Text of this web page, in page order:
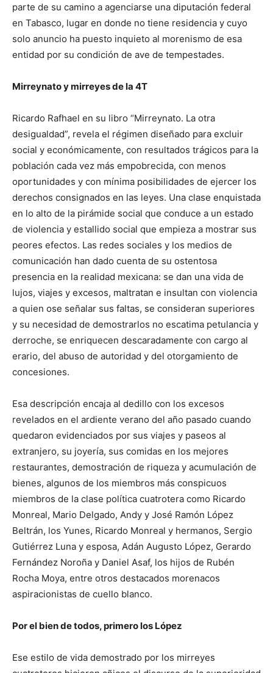
parte de su camino a agenciarse una diputación federal
en Tabasco, lugar en donde no tiene residencia y cuyo
solo anuncio ha puesto inquieto al morenismo de esa
entidad por su condición de ave de tempestades.
Mirreynato y mirreyes de la 4T
Ricardo Rafhael en su libro “Mirreynato. La otra
desigualdad”, revela el régimen diseñado para excluir
social y económicamente, con resultados trágicos para la
población cada vez más empobrecida, con menos
oportunidades y con mínima posibilidades de ejercer los
derechos consignados en las leyes. Una clase enquistada
en lo alto de la pirámide social que conduce a un estado
de violencia y estallido social que empieza a mostrar sus
peores efectos. Las redes sociales y los medios de
comunicación han dado cuenta de su ostentosa
presencia en la realidad mexicana: se dan una vida de
lujos, viajes y excesos, maltratan e insultan con violencia
a quien ose señalar sus faltas, se consideran superiores
y su necesidad de demostrarlos no escatima petulancia y
derroche, se enriquecen descaradamente con cargo al
erario, del abuso de autoridad y del otorgamiento de
concesiones.
Esa descripción encaja al dedillo con los excesos
revelados en el ardiente verano del año pasado cuando
quedaron evidenciados por sus viajes y paseos al
extranjero, su joyería, sus comidas en los mejores
restaurantes, demostración de riqueza y acumulación de
bienes, algunos de los miembros más conspicuos
miembros de la clase política cuatrotera como Ricardo
Monreal, Mario Delgado, Andy y José Ramón López
Beltrán, los Yunes, Ricardo Monreal y hermanos, Sergio
Gutiérrez Luna y esposa, Adán Augusto López, Gerardo
Fernández Noroña y Daniel Asaf, los hijos de Rubén
Rocha Moya, entre otros destacados morenacos
aspiracionistas de cuello blanco.
Por el bien de todos, primero los López
Ese estilo de vida demostrado por los mirreyes